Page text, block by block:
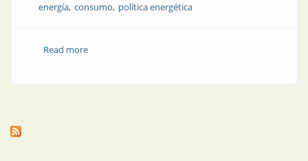
energía consumo política energética
Read moreabout El Congreso chileno aprobó la Ley de Eficiencia